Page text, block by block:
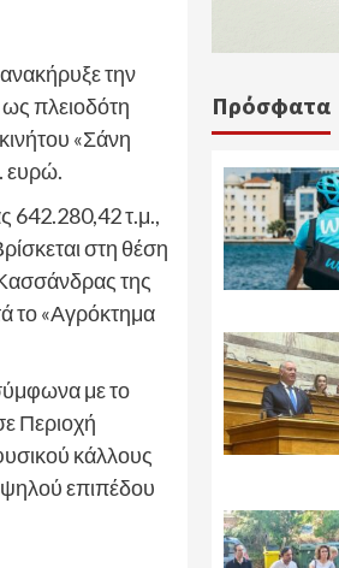
την
πλειοδότη
«Σάνη
ευρώ.
642.280,42 τ.μ.,
στη θέση
της
το «Αγρόκτημα
με το
Περιοχή
κάλλους
επιπέδου
Πρόσφατα